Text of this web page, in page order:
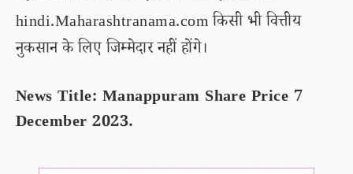
hindi.Maharashtranama.com किसी भी वित्तीय
नुकसान के लिए जिम्मेदार नहीं होंगे।
News Title: Manappuram Share Price 7
December 2023.